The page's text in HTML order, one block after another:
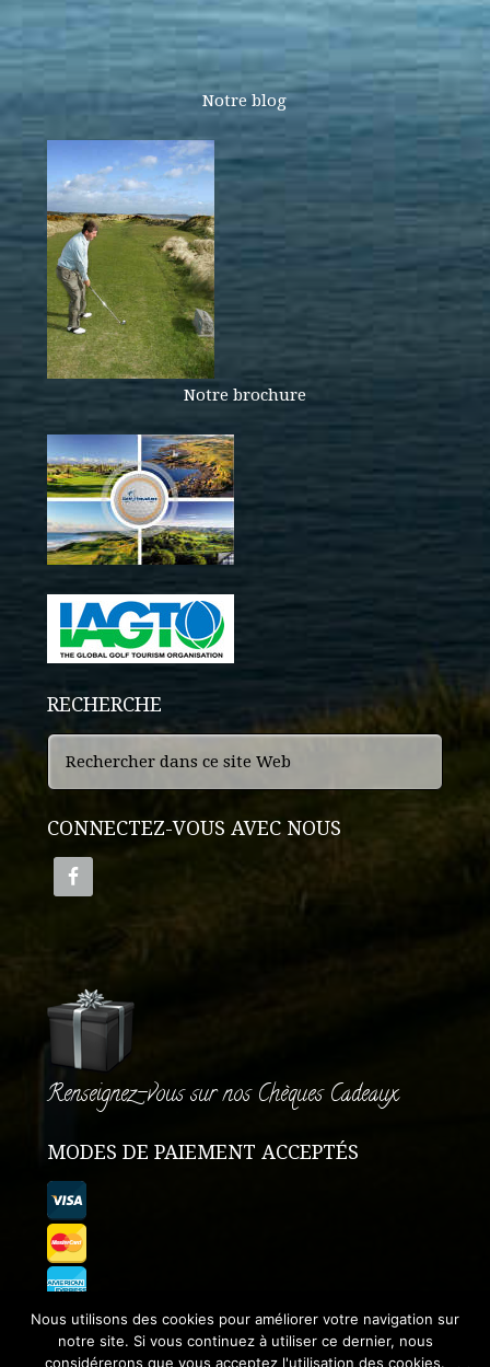
Notre blog
Notre brochure
RECHERCHE
CONNECTEZ-VOUS AVEC NOUS
Renseignez-vous sur nos Chèques Cadeaux
MODES DE PAIEMENT ACCEPTÉS
Nous utilisons des cookies pour améliorer votre navigation sur
notre site. Si vous continuez à utiliser ce dernier, nous
considérerons que vous acceptez l'utilisation des cookies.